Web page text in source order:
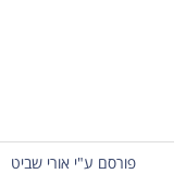
פורסם ע"י אורי שביט